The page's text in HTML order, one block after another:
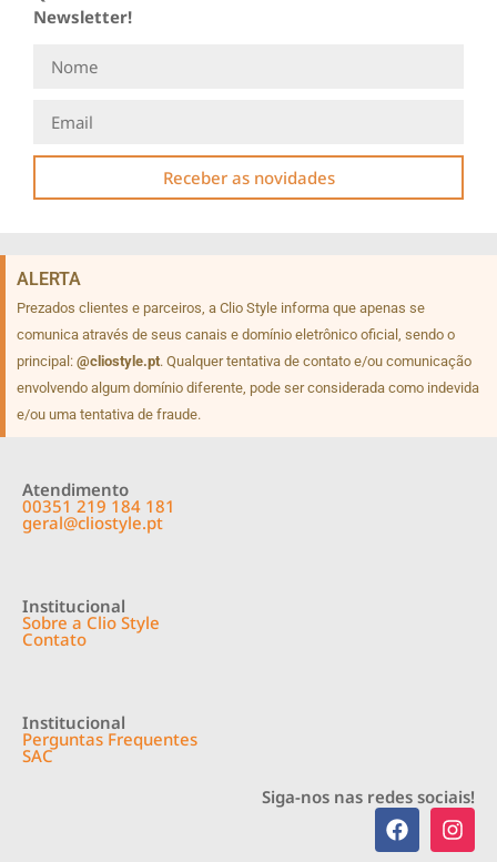
Newsletter!
Receber as novidades
ALERTA
Prezados clientes e parceiros, a Clio Style informa que apenas se
comunica através de seus canais e domínio eletrônico oficial, sendo o
principal: @cliostyle.pt. Qualquer tentativa de contato e/ou comunicação
envolvendo algum domínio diferente, pode ser considerada como indevida
e/ou uma tentativa de fraude.
Atendimento
00351 219 184 181
geral@cliostyle.pt
Institucional
Sobre a Clio Style
Contato
Institucional
Perguntas Frequentes
SAC
Siga-nos nas redes sociais!